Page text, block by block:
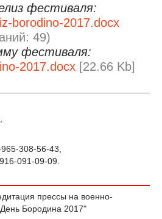
фестиваля:
borodino-2017.docx
49)
фестиваля:
2017.docx [22.66 Kb]
308-56-43,
091-09-09.
прессы на военно-
Бородина 2017"